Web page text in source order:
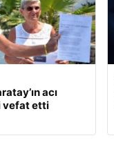
acı
vefat etti